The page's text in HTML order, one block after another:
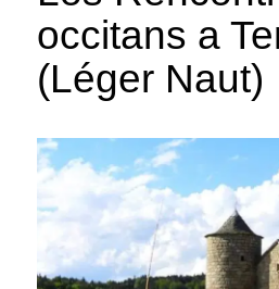
occitans a
(Léger Naut)